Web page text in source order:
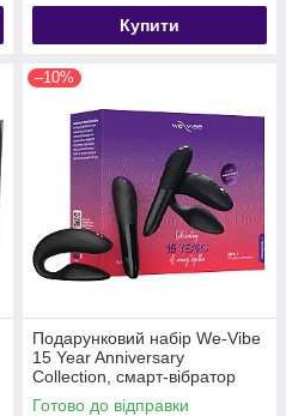
Купити
–10%
Подарунковий набір We-Vibe
15 Year Anniversary
Collection, смарт-вібратор
для пар + віброкуля - SX0526
Готово до відправки